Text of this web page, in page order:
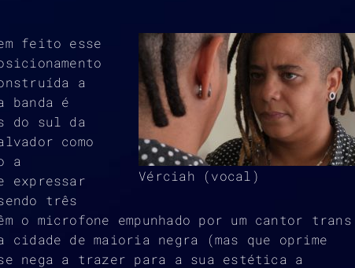
Vérciah (vocal)
feito esse
a
é
do sul da
como
a
expressar
três
o microfone empunhado por um cantor
cidade de maioria negra (mas que oprime
nega a trazer para a sua estética a